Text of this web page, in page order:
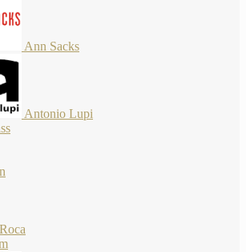
Ann Sacks
Antonio Lupi